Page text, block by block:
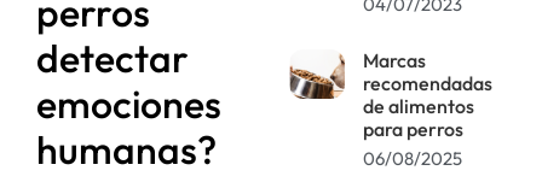
perros
detectar
emociones
humanas?
Marcas
recomendadas
de alimentos
para perros
06/08/2025